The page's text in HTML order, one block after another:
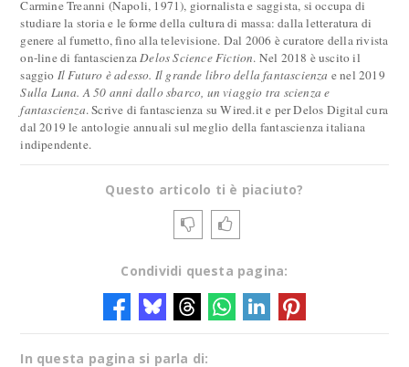
Carmine Treanni (Napoli, 1971), giornalista e saggista, si occupa di
studiare la storia e le forme della cultura di massa: dalla letteratura di
genere al fumetto, fino alla televisione. Dal 2006 è curatore della rivista
on-line di fantascienza Delos Science Fiction. Nel 2018 è uscito il
saggio Il Futuro è adesso. Il grande libro della fantascienza e nel 2019
Sulla Luna. A 50 anni dallo sbarco, un viaggio tra scienza e
fantascienza. Scrive di fantascienza su Wired.it e per Delos Digital cura
dal 2019 le antologie annuali sul meglio della fantascienza italiana
indipendente.
Questo articolo ti è piaciuto?
Condividi questa pagina:
In questa pagina si parla di: